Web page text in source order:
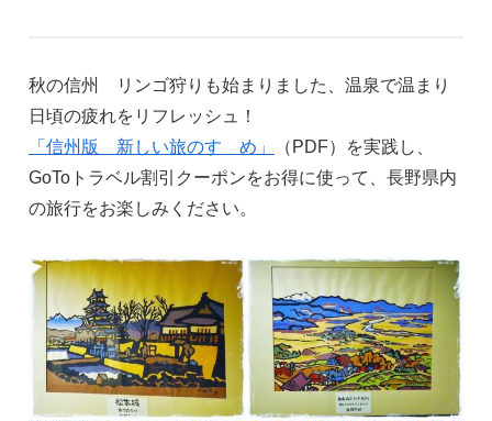
秋の信州 リンゴ狩りも始まりました、温泉で温まり
日頃の疲れをリフレッシュ！
「信州版 新しい旅のすゝめ」
（PDF）を実践し、
GoToトラベル割引クーポンをお得に使って、長野県内
の旅行をお楽しみください。